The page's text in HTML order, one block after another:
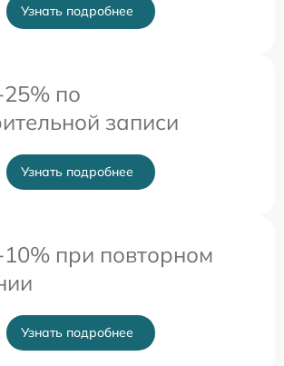
Узнать подробнее
по
записи
Узнать подробнее
при повторном
Узнать подробнее